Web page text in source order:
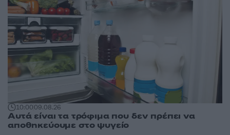
10:0009.08.26
Αυτά είναι τα τρόφιμα που δεν πρέπει να
αποθηκεύουμε στο ψυγείο